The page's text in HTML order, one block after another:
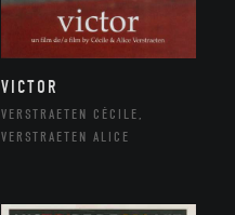
VICTOR
VERSTRAETEN CÉCILE,
VERSTRAETEN ALICE